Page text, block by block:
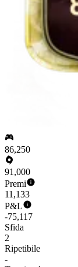
86,250
91,000
Premi
11,133
P&L
-75,117
Sfida
2
Ripetibile
-